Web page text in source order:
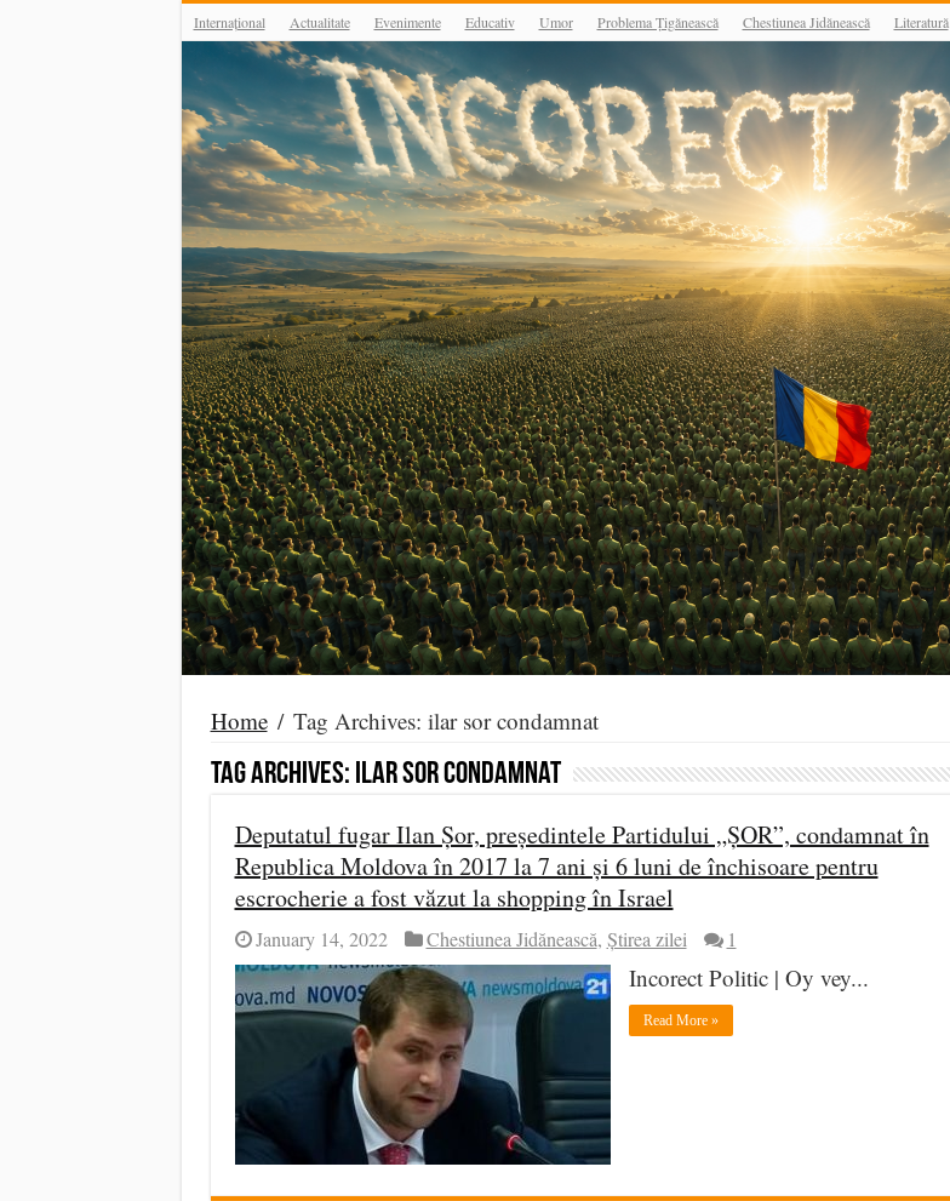
Internațional Actualitate Evenimente Educativ Umor Problema Țigănească Chestiunea Jidănească Literatură
Home / Tag Archives: ilar sor condamnat
Tag Archives: ilar sor condamnat
Deputatul fugar Ilan Șor, președintele Partidului „ȘOR”, condamnat în
Republica Moldova în 2017 la 7 ani și 6 luni de închisoare pentru
escrocherie a fost văzut la shopping în Israel
January 14, 2022 Chestiunea Jidănească, Știrea zilei 1
Incorect Politic | Oy vey...
Read More »